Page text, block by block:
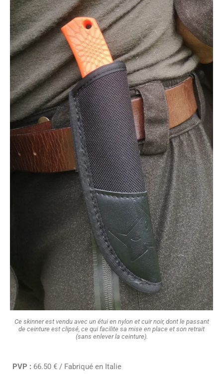
Ce skinner est vendu avec un étui en nylon et cuir noir, dont le passant
de ceinture est clipsé, ce qui facilite sa mise en place et son retrait
(sans enlever la ceinture).
PVP : 66.50 € / Fabriqué en Italie